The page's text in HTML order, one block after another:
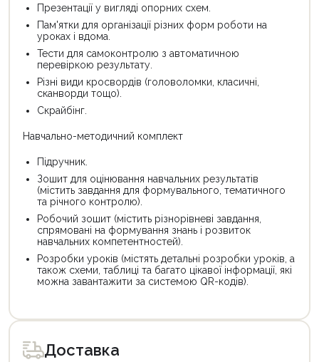
Презентації у вигляді опорних схем.
Пам'ятки для організації різних форм роботи на
уроках і вдома.
Тести для самоконтролю з автоматичною
перевіркою результату.
Різні види кросвордів (головоломки, класичні,
сканворди тощо).
Скрайбінг.
Навчально-методичний комплект
Підручник.
Зошит для оцінювання навчальних результатів
(містить завдання для формувального, тематичного
та річного контролю).
Робочий зошит (містить різнорівневі завдання,
спрямовані на формування знань і розвиток
навчальних компетентностей).
Розробки уроків (містять детальні розробки уроків, а
також схеми, таблиці та багато цікавої інформації, які
можна завантажити за системою QR-кодів).
товар
для
покупки
товар
для
покупкиДоставка